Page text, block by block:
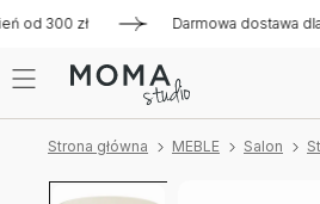
300 zł Darmowa dostawa dla
Strona główna MEBLE Salon